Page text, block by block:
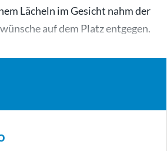
Lächeln im Gesicht nahm der
auf dem Platz entgegen.